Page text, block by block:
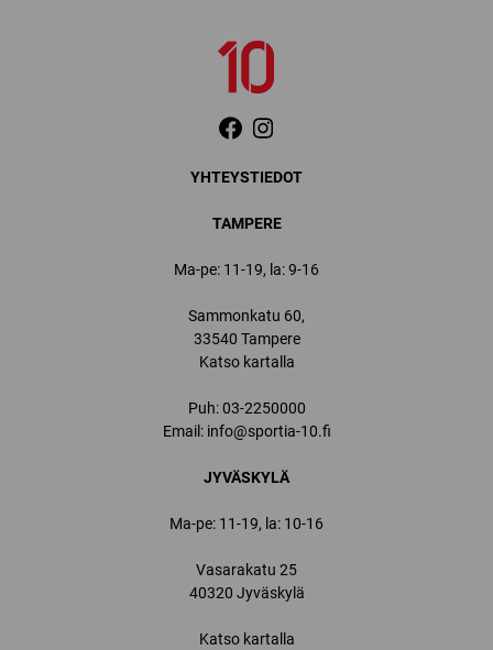
YHTEYSTIEDOT
TAMPERE
Ma-pe: 11-19, la: 9-16
Sammonkatu 60,
33540 Tampere
Katso kartalla
Puh:03-2250000
Email: info@sportia-10.fi
JYVÄSKYLÄ
Ma-pe: 11-19, la: 10-16
Vasarakatu 25
40320 Jyväskylä
Katso kartalla